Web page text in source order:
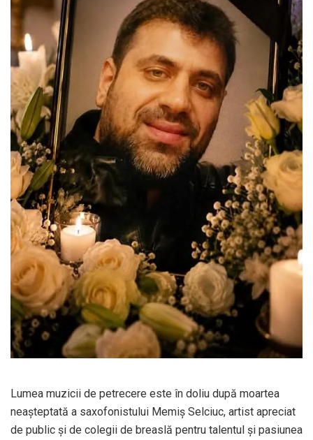
Lumea muzicii de petrecere este în doliu după moartea
neașteptată a saxofonistului Memiș Selciuc, artist apreciat
de public și de colegii de breaslă pentru talentul și pasiunea